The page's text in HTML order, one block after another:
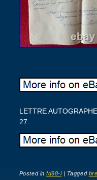
LETTRE
27.
Posted infd98-l Tagged